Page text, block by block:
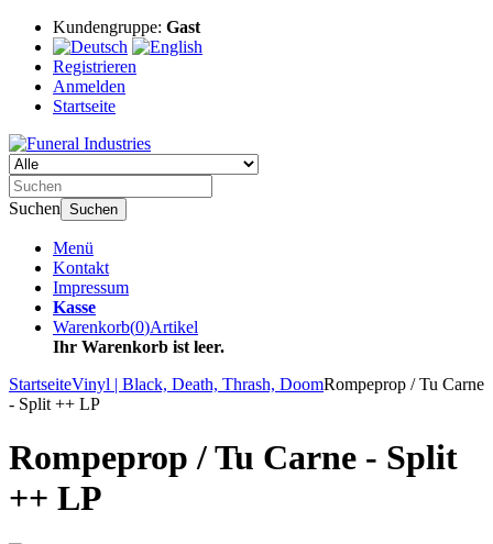
Kundengruppe: Gast
Registrieren
Anmelden
Startseite
Suchen Suchen
Menü
Kontakt
Impressum
Kasse
Warenkorb(0)Artikel
Ihr Warenkorb ist leer.
StartseiteVinyl | Black, Death, Thrash, DoomRompeprop / Tu Carne
- Split ++ LP
Rompeprop / Tu Carne - Split
++ LP